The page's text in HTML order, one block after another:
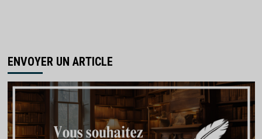
ENVOYER UN ARTICLE